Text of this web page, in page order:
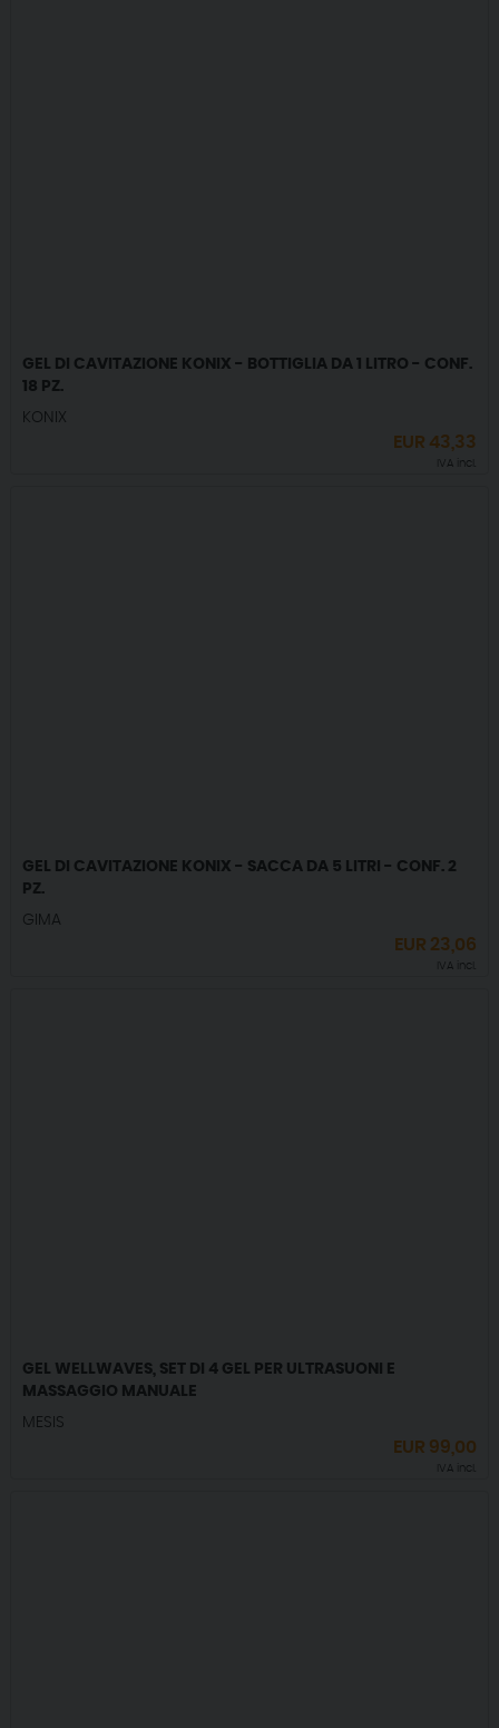
GEL DI CAVITAZIONE KONIX - BOTTIGLIA DA 1 LITRO - CONF.
18 PZ.
KONIX
EUR 43,33
IVA incl.
GEL DI CAVITAZIONE KONIX - SACCA DA 5 LITRI - CONF. 2
PZ.
GIMA
EUR 23,06
IVA incl.
GEL WELLWAVES, SET DI 4 GEL PER ULTRASUONI E
MASSAGGIO MANUALE
MESIS
EUR 99,00
IVA incl.